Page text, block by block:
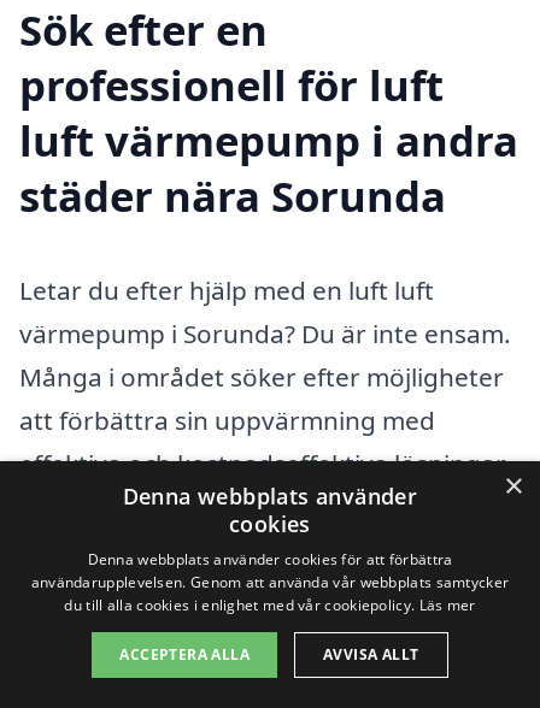
Sök efter en
professionell för luft
luft värmepump i andra
städer nära Sorunda
Letar du efter hjälp med en luft luft
värmepump i Sorunda? Du är inte ensam.
Många i området söker efter möjligheter
att förbättra sin uppvärmning med
effektiva och kostnadseffektiva lösningar.
En luft luft värmepump kan vara ett
utmärkt alternativ för att hålla ditt hem
varmt under de kalla vintermånaderna.
Men hur hittar du det bästa företaget
som kan installera en luft luft värmepump
×
Denna webbplats använder
cookies
Denna webbplats använder cookies för att förbättra
användarupplevelsen. Genom att använda vår webbplats samtycker
du till alla cookies i enlighet med vår cookiepolicy. Läs mer
ACCEPTERA ALLA AVVISA ALLT